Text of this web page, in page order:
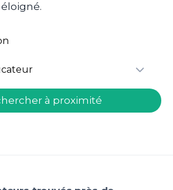
à proximité